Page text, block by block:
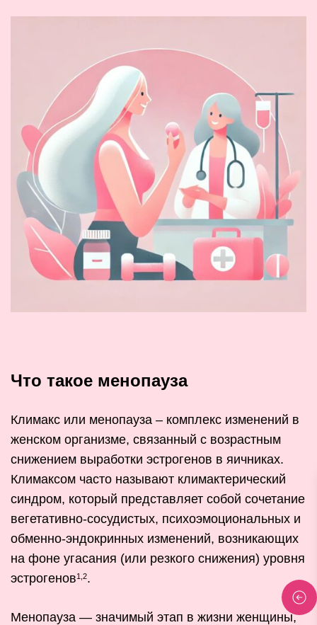
Что такое менопауза
Климакс или менопауза – комплекс изменений в
женском организме, связанный с возрастным
снижением выработки эстрогенов в яичниках.
Климаксом часто называют климактерический
синдром, который представляет собой сочетание
вегетативно-сосудистых, психоэмоциональных и
обменно-эндокринных изменений, возникающих
на фоне угасания (или резкого снижения) уровня
эстрогенов1,2.
Менопауза — значимый этап в жизни женщины,